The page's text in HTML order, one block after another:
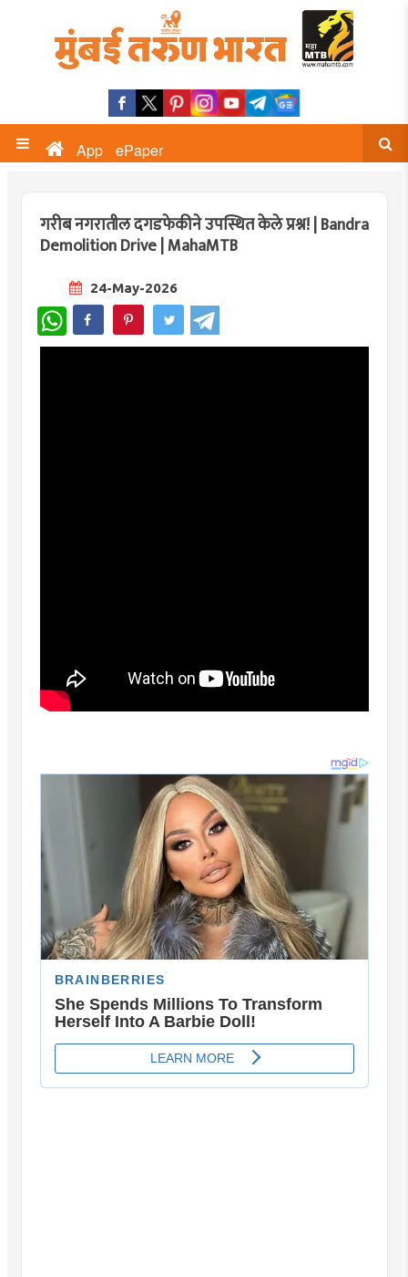
App ePaper
गरीब नगरातील दगडफेकीने उपस्थित केले प्रश्न! | Bandra
Demolition Drive | MahaMTB
24-May-2026
WhatsApp